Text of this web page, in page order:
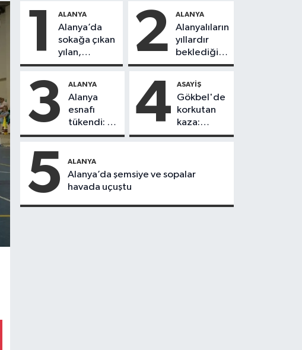
1 ALANYA
Alanya’da
sokağa çıkan
yılan,
vatandaşı
2 ALANYA
Alanyalıların
yıllardır
beklediği
yol askıdan
3 ALANYA
Alanya
esnafı
tükendi: 1
ayda 150
kapandı
4 ASAYIŞ
Gökbel'de
korkutan
kaza:
Başkanın
çarptı
5 ALANYA
Alanya’da şemsiye ve sopalar
havada uçuştu